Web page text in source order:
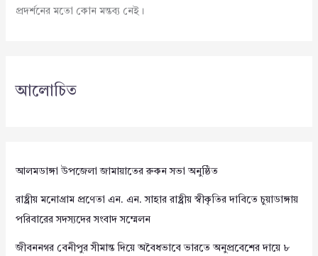
প্রদর্শনের মতো কোন মন্তব্য নেই।
আলোচিত
আলমডাঙ্গা উপজেলা জামায়াতের রুকন সভা অনুষ্ঠিত
রাষ্ট্রীয় মনোগ্রাম প্রণেতা এন. এন. সাহার রাষ্ট্রীয় স্বীকৃতির দাবিতে চুয়াডাঙ্গায়
পরিবারের সদস্যদের সংবাদ সম্মেলন
জীবননগর বেনীপুর সীমান্ত দিয়ে অবৈধভাবে ভারতে অনুপ্রবেশের দায়ে ৮